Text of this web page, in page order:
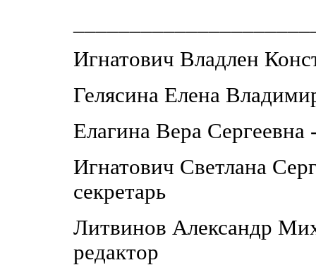
Игнатович Владлен
Гелясина Елена
Елагина Вера Сергеевна
Игнатович Светлана
секретарь
Литвинов Александр
редактор